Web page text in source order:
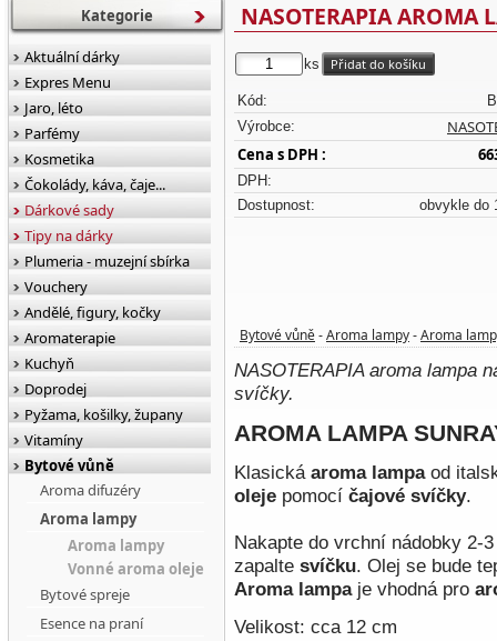
NASOTERAPIA AROMA
ks
Kód:
Výrobce:
Cena s DPH :
DPH:
Dostupnost:
obvykle do
Bytové vůně - Aroma lampy - Aroma
NASOTERAPIA aroma lampa
svíčky.
AROMA LAMPA
Klasická aroma lampaod
oleje pomocí čajové svíčky.
Nakapte do vrchní nádobky 2-
zapalte svíčku. Olej se bude
Aroma lampaje vhodná pro
Velikost: cca 12 cm
Kategorie
Aktuální dárky
Expres Menu
Jaro, léto
Parfémy
Kosmetika
Čokolády, káva, čaje...
Dárkové sady
Tipy na dárky
Plumeria - muzejní sbírka
Vouchery
Andělé, figury, kočky
Aromaterapie
Kuchyň
Doprodej
Pyžama, košilky, župany
Vitamíny
Bytové vůně
Aroma difuzéry
Aroma lampy
Aroma lampy
Vonné aroma oleje
Bytové spreje
Esence na praní